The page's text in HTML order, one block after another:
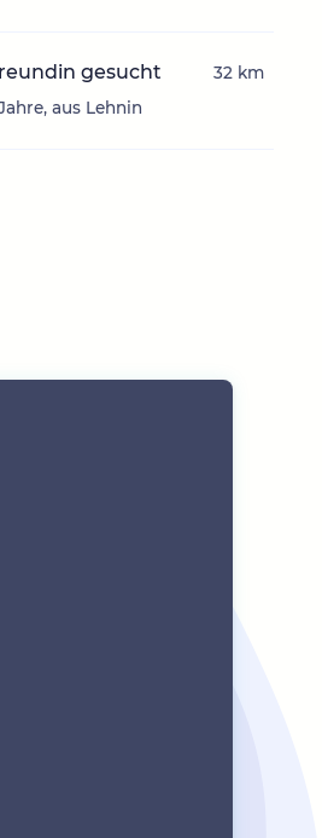
gesucht
aus Lehnin
32 km